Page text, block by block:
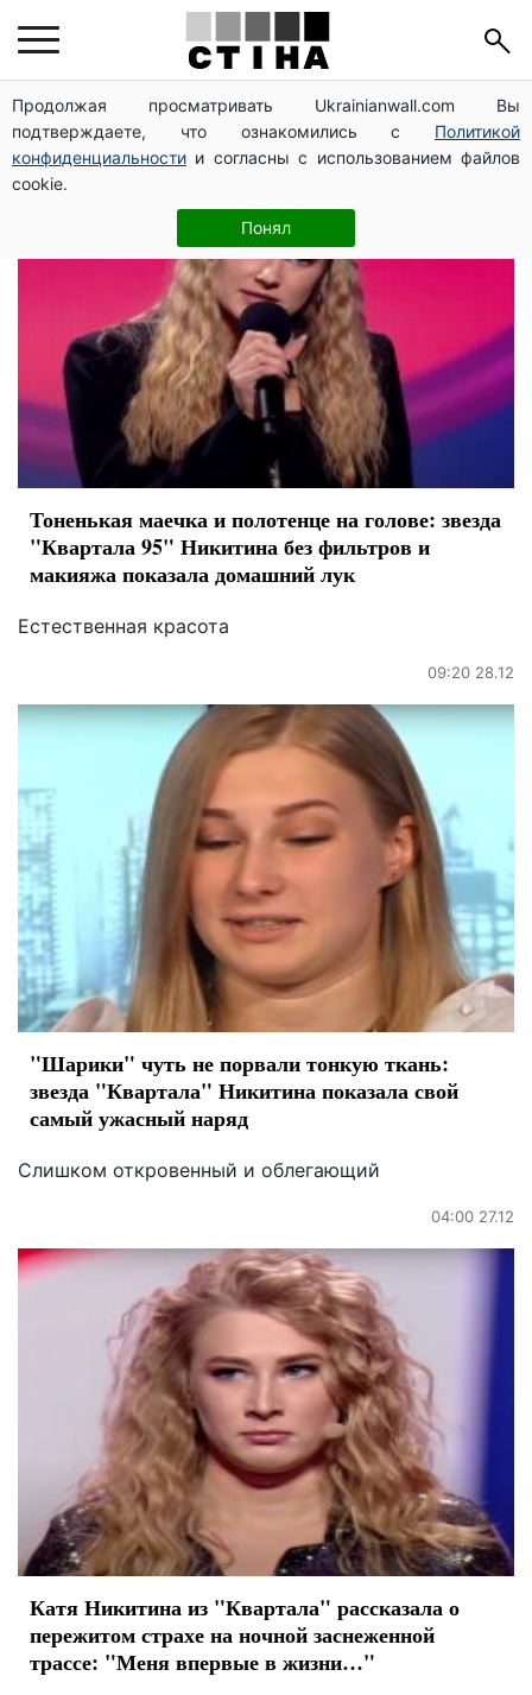
Продолжая просматривать Ukrainianwall.com Вы
подтверждаете, что ознакомились с Политикой
конфиденциальности и согласны с использованием файлов
cookie.
Понял
Катя Никитина
Тоненькая маечка и полотенце на голове: звезда
"Квартала 95" Никитина без фильтров и
макияжа показала домашний лук
Естественная красота
09:20 28.12
"Шарики" чуть не порвали тонкую ткань:
звезда "Квартала" Никитина показала свой
самый ужасный наряд
Слишком откровенный и облегающий
04:00 27.12
Катя Никитина из "Квартала" рассказала о
пережитом страхе на ночной заснеженной
трассе: "Меня впервые в жизни…"